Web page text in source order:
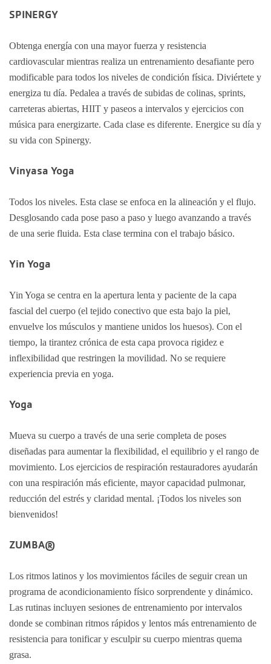
SPINERGY
Obtenga energía con una mayor fuerza y resistencia
cardiovascular mientras realiza un entrenamiento desafiante pero
modificable para todos los niveles de condición física. Diviértete y
energiza tu día. Pedalea a través de subidas de colinas, sprints,
carreteras abiertas, HIIT y paseos a intervalos y ejercicios con
música para energizarte. Cada clase es diferente. Energice su día y
su vida con Spinergy.
Vinyasa Yoga
Todos los niveles. Esta clase se enfoca en la alineación y el flujo.
Desglosando cada pose paso a paso y luego avanzando a través
de una serie fluida. Esta clase termina con el trabajo básico.
Yin Yoga
Yin Yoga se centra en la apertura lenta y paciente de la capa
fascial del cuerpo (el tejido conectivo que esta bajo la piel,
envuelve los músculos y mantiene unidos los huesos). Con el
tiempo, la tirantez crónica de esta capa provoca rigidez e
inflexibilidad que restringen la movilidad. No se requiere
experiencia previa en yoga.
Yoga
Mueva su cuerpo a través de una serie completa de poses
diseñadas para aumentar la flexibilidad, el equilibrio y el rango de
movimiento. Los ejercicios de respiración restauradores ayudarán
con una respiración más eficiente, mayor capacidad pulmonar,
reducción del estrés y claridad mental. ¡Todos los niveles son
bienvenidos!
ZUMBA®
Los ritmos latinos y los movimientos fáciles de seguir crean un
programa de acondicionamiento físico sorprendente y dinámico.
Las rutinas incluyen sesiones de entrenamiento por intervalos
donde se combinan ritmos rápidos y lentos más entrenamiento de
resistencia para tonificar y esculpir su cuerpo mientras quema
grasa.